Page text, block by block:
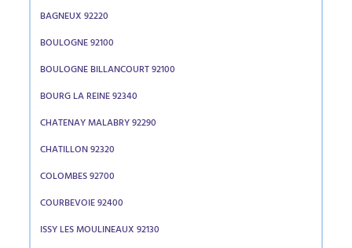
BAGNEUX 92220
BOULOGNE 92100
BOULOGNE BILLANCOURT 92100
BOURG LA REINE 92340
CHATENAY MALABRY 92290
CHATILLON 92320
COLOMBES 92700
COURBEVOIE 92400
ISSY LES MOULINEAUX 92130